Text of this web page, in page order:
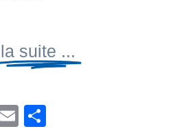
la suite ...
E